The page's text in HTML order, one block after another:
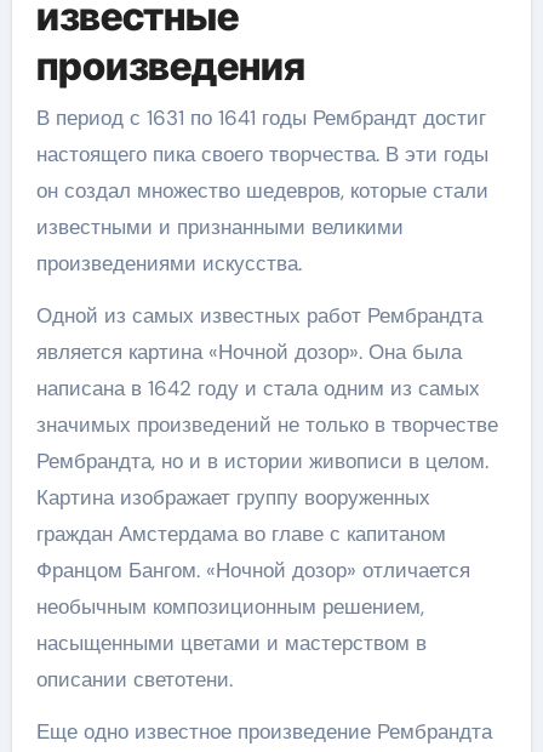
известные
произведения
В период с 1631 по 1641 годы Рембрандт достиг
настоящего пика своего творчества. В эти годы
он создал множество шедевров, которые стали
известными и признанными великими
произведениями искусства.
Одной из самых известных работ Рембрандта
является картина «Ночной дозор». Она была
написана в 1642 году и стала одним из самых
значимых произведений не только в творчестве
Рембрандта, но и в истории живописи в целом.
Картина изображает группу вооруженных
граждан Амстердама во главе с капитаном
Францом Бангом. «Ночной дозор» отличается
необычным композиционным решением,
насыщенными цветами и мастерством в
описании светотени.
Еще одно известное произведение Рембрандта